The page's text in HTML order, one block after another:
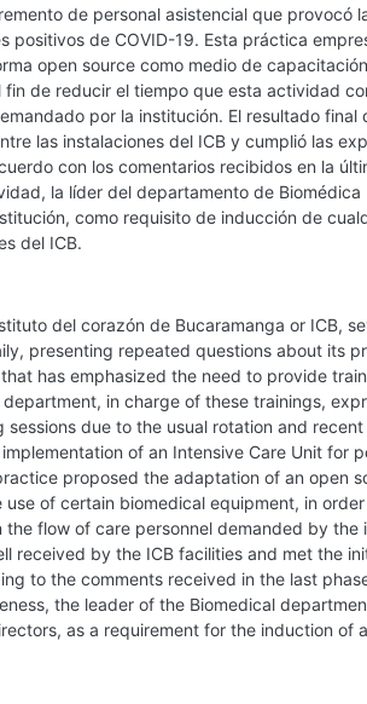
de personal asistencial que provocó
positivos de COVID-19. Esta práctica
open source como medio de
de reducir el tiempo que esta actividad
por la institución. El resultado final
las instalaciones del ICB y cumplió las
con los comentarios recibidos en la
la líder del departamento de Biomédica
como requisito de inducción de
del ICB.
del corazón de Bucaramanga or ICB,
presenting repeated questions about its
has emphasized the need to provide
in charge of these trainings,
due to the usual rotation and
of an Intensive Care Unit for
proposed the adaptation of an open
of certain biomedical equipment, in
flow of care personnel demanded by the
received by the ICB facilities and met the
to the comments received in the last
the leader of the Biomedical
as a requirement for the induction of